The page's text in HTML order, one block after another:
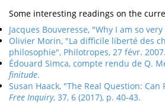
Some interesting readings on the
Jacques Bouveresse, "Why I am so
Olivier Morin, "La difficile liberté des
philosophie", Philotropes, 27 févr. 2007.
Édouard Simca, compte rendu de Q.
finitude.
Susan Haack, "The Real Question: Can
Free Inquiry, 37, 6 (2017), p. 40-43.